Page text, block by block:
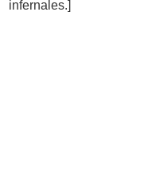
infernales.]